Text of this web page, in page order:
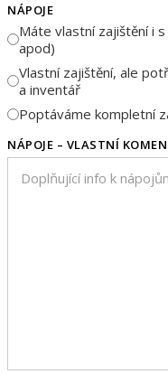
NÁPOJE
Máte vlastní zajištění i
apod)
Vlastní zajištění, ale
a inventář
Poptáváme kompletní
NÁPOJE – VLASTNÍ